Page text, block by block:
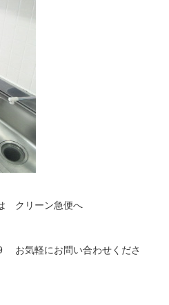
クリーン急便へ
お気軽にお問い合わせくださ